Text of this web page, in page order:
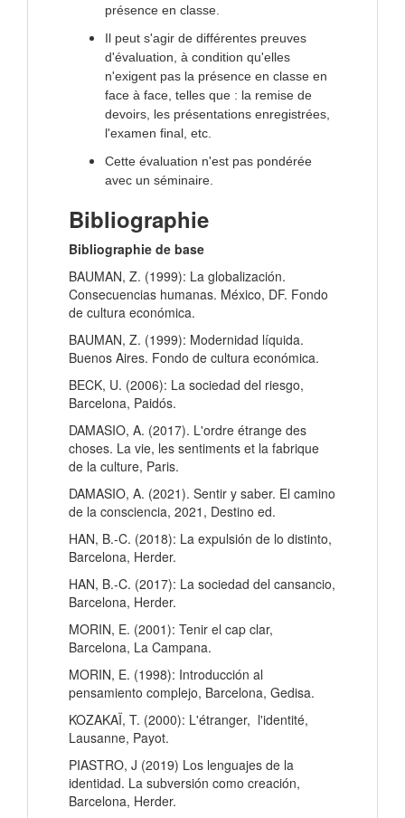
présence en classe.
Il peut s'agir de différentes preuves
d'évaluation, à condition qu'elles
n'exigent pas la présence en classe en
face à face, telles que : la remise de
devoirs, les présentations enregistrées,
l'examen final, etc.
Cette évaluation n'est pas pondérée
avec un séminaire.
Bibliographie
Bibliographie de base
BAUMAN, Z. (1999): La globalización.
Consecuencias humanas. México, DF. Fondo
de cultura económica.
BAUMAN, Z. (1999): Modernidad líquida.
Buenos Aires. Fondo de cultura económica.
BECK, U. (2006): La sociedad del riesgo,
Barcelona, Paidós.
DAMASIO, A. (2017). L'ordre étrange des
choses. La vie, les sentiments et la fabrique
de la culture, Paris.
DAMASIO, A. (2021). Sentir y saber. El camino
de la consciencia, 2021, Destino ed.
HAN, B.-C. (2018): La expulsión de lo distinto,
Barcelona, Herder.
HAN, B.-C. (2017): La sociedad del cansancio,
Barcelona, Herder.
MORIN, E. (2001): Tenir el cap clar,
Barcelona, La Campana.
MORIN, E. (1998): Introducción al
pensamiento complejo, Barcelona, Gedisa.
KOZAKAÏ, T. (2000): L'étranger, l'identité,
Lausanne, Payot.
PIASTRO, J (2019) Los lenguajes de la
identidad. La subversión como creación,
Barcelona, Herder.